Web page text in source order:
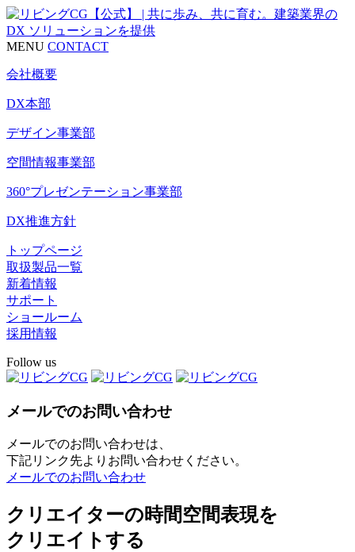
MENU CONTACT
会社概要
DX本部
デザイン事業部
空間情報事業部
360°プレゼンテーション事業部
DX推進方針
トップページ
取扱製品一覧
新着情報
サポート
ショールーム
採用情報
Follow us
メールでのお問い合わせ
メールでのお問い合わせは、
下記リンク先よりお問い合わせください。
メールでのお問い合わせ
クリエイターの時間空間表現を
クリエイトする